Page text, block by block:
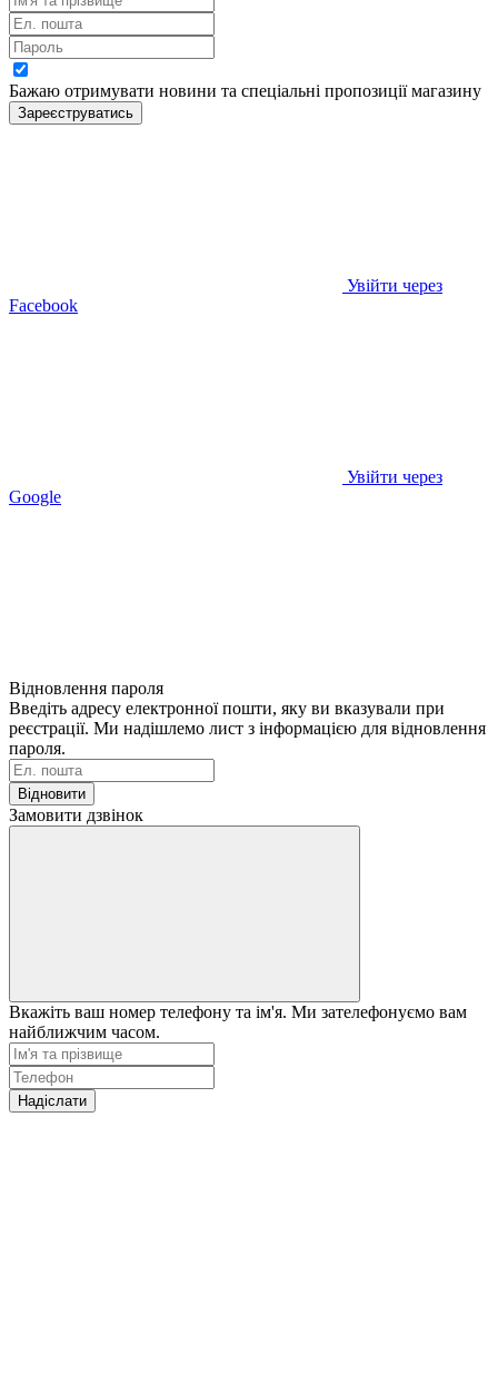
Бажаю отримувати новини та спеціальні пропозиціїмагазину
Зареєструватись
Увійти через
Facebook
Увійти через
Google
Відновлення пароля
Введіть адресу електронної пошти, яку ви вказували при
реєстрації. Ми надішлемо лист з інформацією для відновлення
пароля.
Відновити
Замовити дзвінок
Вкажіть ваш номер телефону та ім'я. Ми зателефонуємо вам
найближчим часом.
Надіслати